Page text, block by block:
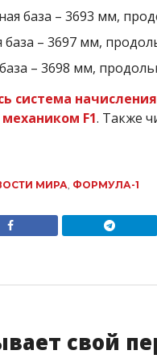
база – 3693 мм,
база – 3697 мм,
– 3698 мм,
система
F1. Также
МИРА ФОРМУЛА-1
свой